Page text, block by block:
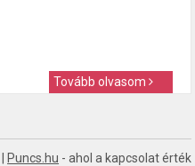
Tovább olvasom
Puncs.hu - ahol a kapcsolat érték